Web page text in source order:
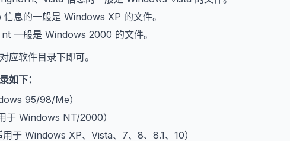
息的一般是 Windows XP 的文件。
一般是 Windows 2000 的文件。
应软件目录下即可。
如下：
95/98/Me）
于 Windows NT/2000）
于 Windows XP、Vista、7、8、8.1、10）